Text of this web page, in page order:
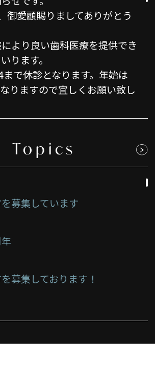
御愛顧賜りましてありがとう
より良い歯科医療を提供でき
ります。
で休診となります。年始は
りますので宜しくお願い致し
歯科衛生士の正社員希望の方を
。
卒の方、既卒の方で転職を検
ろしければ私達と一緒に患者
ッピーで当院を検索してご覧
いです。
当院で活かして下さい！
おります。
げますと共に、今後も引き続
Topics
募集しています
募集しております！